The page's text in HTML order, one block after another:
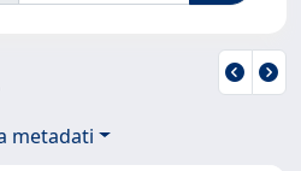
metadati